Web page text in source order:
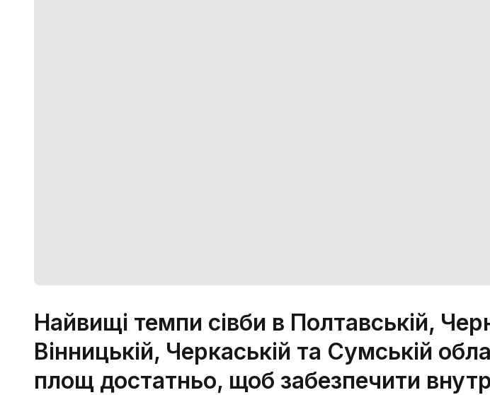
Найвищі темпи сівби в Полтавській,
Вінницькій, Черкаській та Сумській
площ достатньо, щоб забезпечити